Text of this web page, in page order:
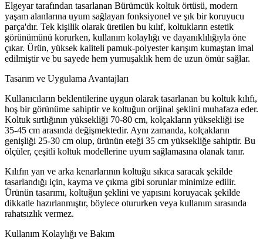
Elgeyar tarafından tasarlanan Bürümcük koltuk örtüsü, modern
yaşam alanlarına uyum sağlayan fonksiyonel ve şık bir koruyucu
parça'dır. Tek kişilik olarak üretilen bu kılıf, koltukların estetik
görünümünü korurken, kullanım kolaylığı ve dayanıklılığıyla öne
çıkar. Ürün, yüksek kaliteli pamuk-polyester karışım kumaştan imal
edilmiştir ve bu sayede hem yumuşaklık hem de uzun ömür sağlar.
Tasarım ve Uygulama Avantajları
Kullanıcıların beklentilerine uygun olarak tasarlanan bu koltuk kılıfı,
hoş bir görünüme sahiptir ve koltuğun orijinal şeklini muhafaza eder.
Koltuk sırtlığının yüksekliği 70-80 cm, kolçakların yüksekliği ise
35-45 cm arasında değişmektedir. Aynı zamanda, kolçakların
genişliği 25-30 cm olup, ürünün eteği 35 cm yüksekliğe sahiptir. Bu
ölçüler, çeşitli koltuk modellerine uyum sağlamasına olanak tanır.
Kılıfın yan ve arka kenarlarının koltuğu sıkıca saracak şekilde
tasarlandığı için, kayma ve çıkma gibi sorunlar minimize edilir.
Ürünün tasarımı, koltuğun şeklini ve yapısını koruyacak şekilde
dikkatle hazırlanmıştır, böylece otururken veya kullanım sırasında
rahatsızlık vermez.
Kullanım Kolaylığı ve Bakım